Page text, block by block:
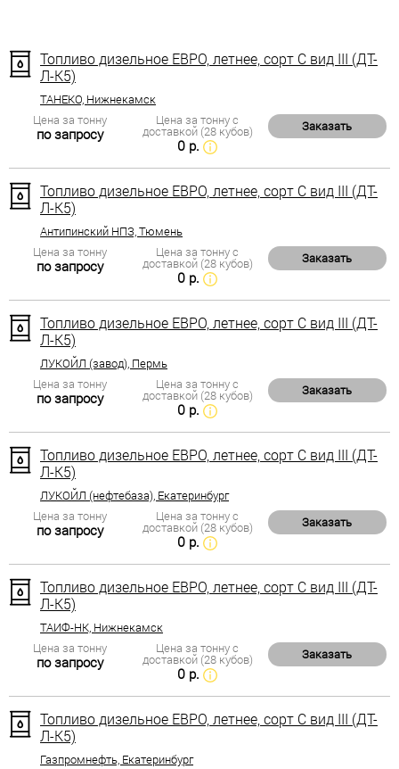
Топливо дизельное ЕВРО, летнее, сорт С вид III (ДТ-
Л-К5)
ТАНЕКО, Нижнекамск
Цена за тонну
по запросу
Цена за тонну с
доставкой (28 кубов)
0 р.
Заказать
Топливо дизельное ЕВРО, летнее, сорт С вид III (ДТ-
Л-К5)
Антипинский НПЗ, Тюмень
Цена за тонну
по запросу
Цена за тонну с
доставкой (28 кубов)
0 р.
Заказать
Топливо дизельное ЕВРО, летнее, сорт С вид III (ДТ-
Л-К5)
ЛУКОЙЛ (завод), Пермь
Цена за тонну
по запросу
Цена за тонну с
доставкой (28 кубов)
0 р.
Заказать
Топливо дизельное ЕВРО, летнее, сорт С вид III (ДТ-
Л-К5)
ЛУКОЙЛ (нефтебаза), Екатеринбург
Цена за тонну
по запросу
Цена за тонну с
доставкой (28 кубов)
0 р.
Заказать
Топливо дизельное ЕВРО, летнее, сорт С вид III (ДТ-
Л-К5)
ТАИФ-НК, Нижнекамск
Цена за тонну
по запросу
Цена за тонну с
доставкой (28 кубов)
0 р.
Заказать
Топливо дизельное ЕВРО, летнее, сорт С вид III (ДТ-
Л-К5)
Газпромнефть, Екатеринбург